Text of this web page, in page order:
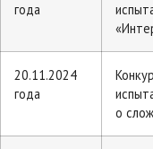
года
20.11.2024
года
о